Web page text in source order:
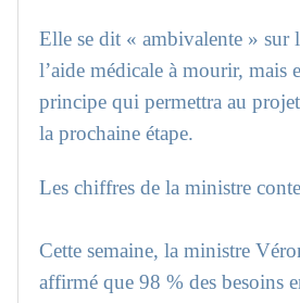
Elle se dit « ambivalente » sur
l’aide médicale à mourir, mais
principe qui permettra au
la prochaine étape.
Les chiffres de la ministre
Cette semaine, la ministre
affirmé que 98 % des besoins